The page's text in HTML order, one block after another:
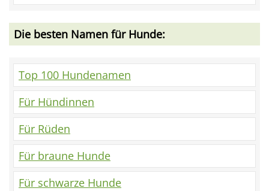
Die besten Namen für Hunde:
Top 100 Hundenamen
Für Hündinnen
Für Rüden
Für braune Hunde
Für schwarze Hunde